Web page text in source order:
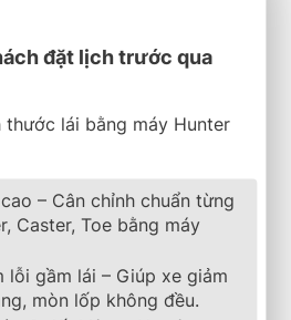
trội.
theo tiêu chuẩn Michelin toàn
& Hậu Mãi Tại B-
kếtbảo hành chính hãng 5
hỗ trợkích hoạt phiếu
đặt lịch trước qua
thước lái bằng máy Hunter
– Cân chỉnh chuẩn từng
Caster, Toe bằng máy
lỗi gầm lái – Giúp xe giảm
mòn lốp không đều.